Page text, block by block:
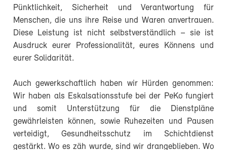
Pünktlichkeit, Sicherheit und Verantwortung für
Menschen, die uns ihre Reise und Waren anvertrauen.
Diese Leistung ist nicht selbstverständlich – sie ist
Ausdruck eurer Professionalität, eures Könnens und
eurer Solidarität.
Auch gewerkschaftlich haben wir Hürden genommen:
Wir haben als Eskalsationsstufe bei der PeKo fungiert
und somit Unterstützung für die Dienstpläne
gewährleisten können, sowie Ruhezeiten und Pausen
verteidigt, Gesundheitsschutz im Schichtdienst
gestärkt. Wo es zäh wurde, sind wir drangeblieben. Wo